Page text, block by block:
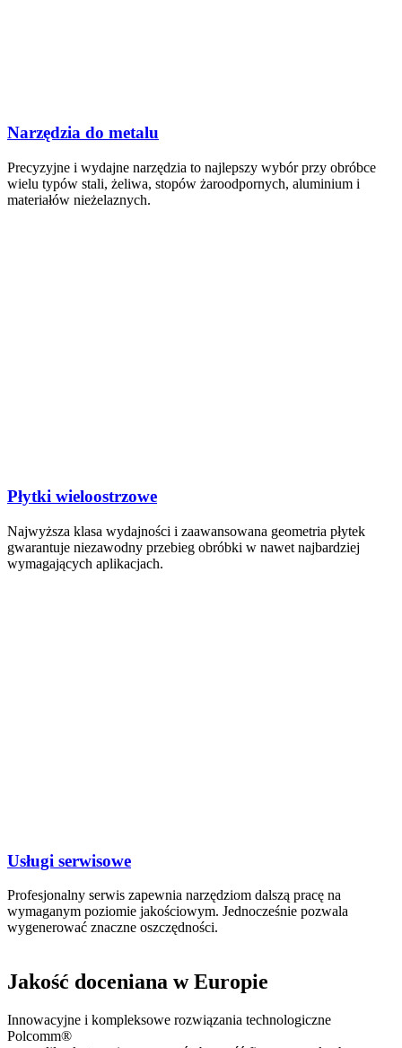
Narzędzia do metalu
Precyzyjne i wydajne narzędzia to najlepszy wybór przy obróbce
wielu typów stali, żeliwa, stopów żaroodpornych, aluminium i
materiałów nieżelaznych.
Płytki wieloostrzowe
Najwyższa klasa wydajności i zaawansowana geometria płytek
gwarantuje niezawodny przebieg obróbki w nawet najbardziej
wymagających aplikacjach.
Usługi serwisowe
Profesjonalny serwis zapewnia narzędziom dalszą pracę na
wymaganym poziomie jakościowym. Jednocześnie pozwala
wygenerować znaczne oszczędności.
Jakość doceniana w Europie
Innowacyjne i kompleksowe rozwiązania technologiczne
Polcomm®